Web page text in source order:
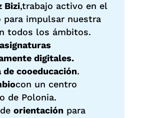
Bizi,trabajo activo en el
para impulsar nuestra
todos los ámbitos.
digitales.
de cooeducación.
con un centro
de Polonia.
orientaciónpara